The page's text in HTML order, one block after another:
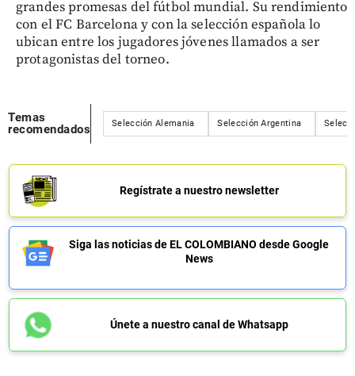
grandes promesas del fútbol mundial. Su rendimiento
con el FC Barcelona y con la selección española lo
ubican entre los jugadores jóvenes llamados a ser
protagonistas del torneo.
Temas
recomendados
Selección Alemania Selección Argentina
Regístrate a nuestro newsletter
Siga las noticias de EL COLOMBIANO desde Google
News
Únete a nuestro canal de Whatsapp